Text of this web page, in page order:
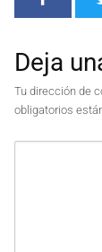
Deja
Tu dirección de
obligatorios